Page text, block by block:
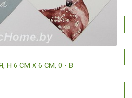
H 6 СМ Х 6 СМ, 0 - В